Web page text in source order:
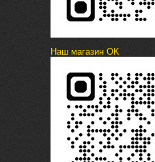
Наш магазин OK